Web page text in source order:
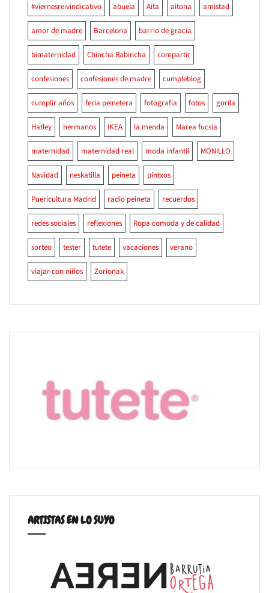
#viernesreivindicativo abuela Aita aitona amistad
amor de madre Barcelona barrio de gracia
bimaternidad Chincha Rabincha compartir
confesiones confesiones de madre cumpleblog
cumplir años feria peinetera fotografia fotos gorila
Hatley hermanos IKEA la menda Marea fucsia
maternidad maternidad real moda infantil MONILLO
Navidad neskatilla peineta pintxos
Puericultura Madrid radio peineta recuerdos
redes sociales reflexiones Ropa comoda y de calidad
sorteo tester tutete vacaciones verano
viajar con niños Zorionak
ARTISTAS EN LO SUYO